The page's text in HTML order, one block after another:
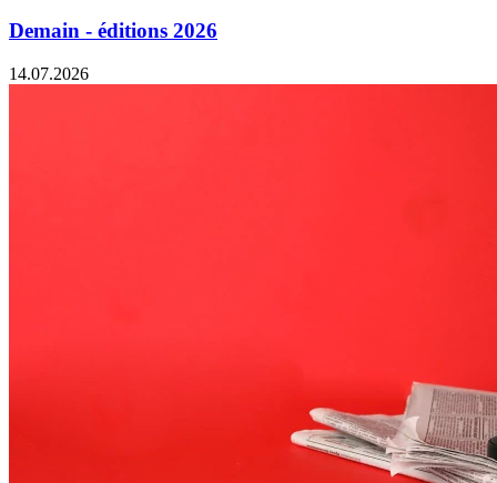
Demain - éditions 2026
14.07.2026